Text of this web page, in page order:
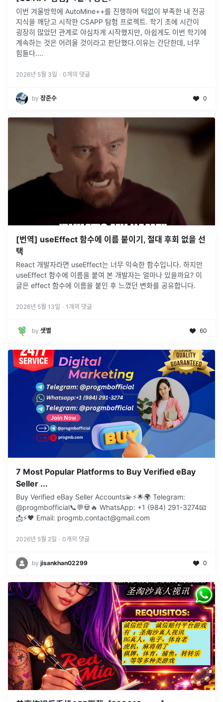
이번 겨울방학에 AutoMine++를 진행하며 턱없이 부족한 내 전공
지식을 깨닫고 시작한 CSAPP 탐험 프로젝트. 학기 초에 시간이
굉장히 많았던 관계로 야심차게 시작했지만, 아쉽게도 이번 학기에
계속하는 것은 어려울 것이라고 판단했다.이유는 간단한데, 너무
힘들다....
2026년 5월 3일 · 0개의 댓글
by 장준수 0
[번역] useEffect 함수에 이름 붙이기, 절대 후회 없을 선
택
React 개발자라면 useEffect는 너무 익숙한 함수입니다. 하지만
useEffect 함수에 이름을 붙여 본 개발자는 얼마나 있을까요? 이
글은 effect 함수에 이름을 붙인 후 느꼈던 변화를 공유합니다.
2026년 5월 13일 · 1 개의 댓글
by 샛별 60
7 Most Popular Platforms to Buy Verified eBay
Seller ...
Buy Verified eBay Seller Accounts💫⚡️🌟🌍 Telegram:
@progmbofficial📞💬💀🔥 WhatsApp: +1 (984) 291-3274📧
📩⚡🖤 Email: progmb.contact@gmail.com
2026년 5월 2일 · 0개의 댓글
by jisankhan02299 0